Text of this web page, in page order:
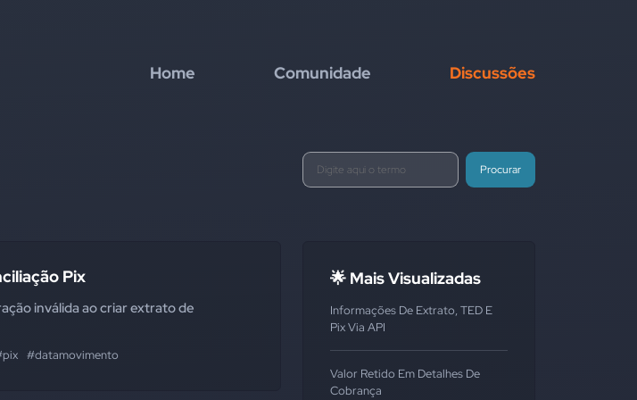
Home Comunidade Discussões
Procurar
Pix
inválida ao criar extrato de
#datamovimento
🌟 Mais Visualizadas
Informações De Extrato, TED E
Pix Via API
Valor Retido Em Detalhes De
Cobrança